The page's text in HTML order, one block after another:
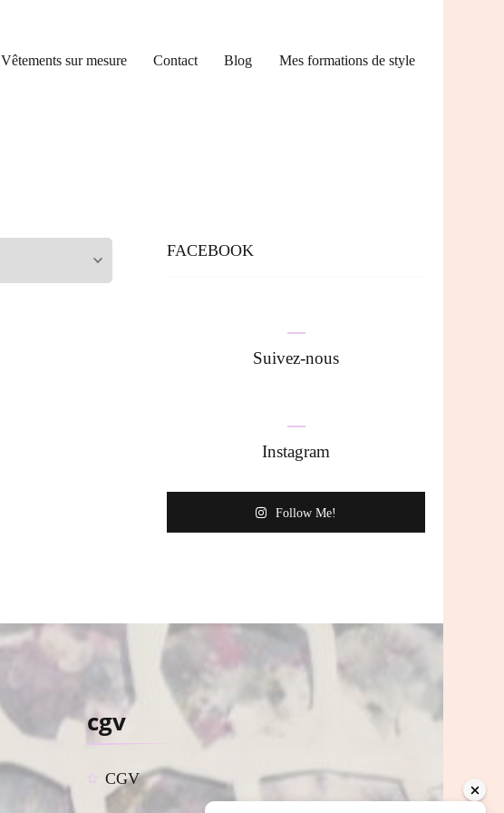
Vêtements sur mesure Contact Blog
Mes formations de style
FACEBOOK
Suivez-nous
Instagram
Follow Me!
cgv
CGV